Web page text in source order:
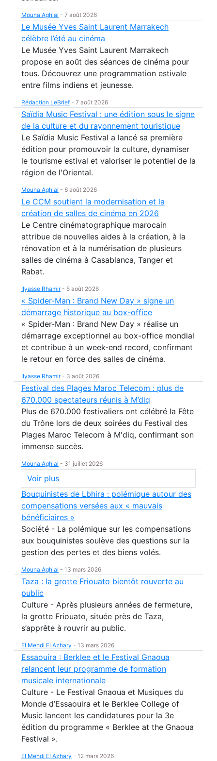
Mouna Aghlal - 7 août 2026
Le Musée Yves Saint Laurent Marrakech
célèbre l’été au cinéma
Le Musée Yves Saint Laurent Marrakech
propose en août des séances de cinéma pour
tous. Découvrez une programmation estivale
entre films indiens et jeunesse.
Rédaction LeBrief - 7 août 2026
Saïdia Music Festival : une édition sous le signe
de la culture et du rayonnement touristique
Le Saïdia Music Festival a lancé sa première
édition pour promouvoir la culture, dynamiser
le tourisme estival et valoriser le potentiel de la
région de l'Oriental.
Mouna Aghlal - 6 août 2026
Le CCM soutient la modernisation et la
création de salles de cinéma en 2026
Le Centre cinématographique marocain
attribue de nouvelles aides à la création, à la
rénovation et à la numérisation de plusieurs
salles de cinéma à Casablanca, Tanger et
Rabat.
Ilyasse Rhamir- 5 août 2026
« Spider-Man : Brand New Day » signe un
démarrage historique au box-office
« Spider-Man : Brand New Day » réalise un
démarrage exceptionnel au box-office mondial
et contribue à un week-end record, confirmant
le retour en force des salles de cinéma.
Ilyasse Rhamir- 3 août 2026
Festival des Plages Maroc Telecom : plus de
670.000 spectateurs réunis à M’diq
Plus de 670.000 festivaliers ont célébré la Fête
du Trône lors de deux soirées du Festival des
Plages Maroc Telecom à M'diq, confirmant son
immense succès.
Mouna Aghlal - 31 juillet 2026
Voir plus
Bouquinistes de Lbhira : polémique autour des
compensations versées aux « mauvais
bénéficiaires »
Société - La polémique sur les compensations
aux bouquinistes soulève des questions sur la
gestion des pertes et des biens volés.
Mouna Aghlal - 13 mars 2026
Taza : la grotte Friouato bientôt rouverte au
public
Culture - Après plusieurs années de fermeture,
la grotte Friouato, située près de Taza,
s’apprête à rouvrir au public.
El Mehdi El Azhary - 13 mars 2026
Essaouira : Berklee et le Festival Gnaoua
relancent leur programme de formation
musicale internationale
Culture - Le Festival Gnaoua et Musiques du
Monde d’Essaouira et le Berklee College of
Music lancent les candidatures pour la 3e
édition du programme « Berklee at the Gnaoua
Festival ».
El Mehdi El Azhary - 12 mars 2026